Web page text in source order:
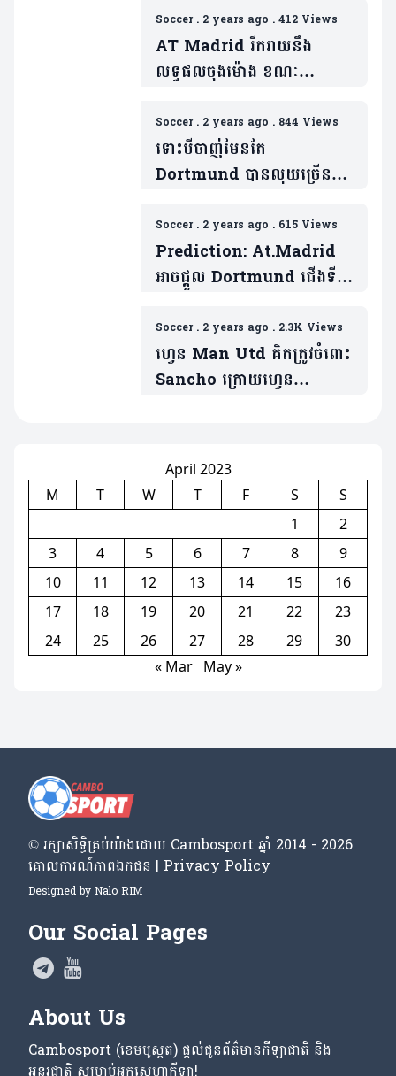
Soccer. 2 years ago .412 Views
AT Madrid រីករាយនឹង
លទ្ធផលចុងម៉ោង ខណៈ
បរាជ័យក្រោមថ្វីជើង Bologna
(មានវីដេអូ)
Soccer. 2 years ago . 844 Views
ទោះបីចាញ់មែនតែ
Dortmund បានលុយច្រើន
ផ្តាច់ព្រ័ត្រ Champions
League
Soccer. 2 years ago . 615 Views
Prediction: At.Madrid
អាចផ្តួល Dortmund ជើងទី១
ដែរទេ?
Soccer. 2 years ago . 2.3K Views
ហ្វេន Man Utd គិតត្រូវចំពោះ
Sancho ក្រោយហ្វេន
April 2023
M
T W T F S
S
1
2
3
4 5 6 7 8
9
10
11 12 13 14 15
16
17
18 19 20 21 22
23
24
25 26 27 28 29
30
« Mar
May »
© រក្សា​សិទ្ធិ​គ្រប់​យ៉ាង​ដោយ​ Cambosport ឆ្នាំ 2014 - 2026
គោលការណ៍​ភាព​ឯកជន | Privacy Policy
Designed by Nalo RIM
Our Social Pages
About Us
Cambosport (ខេមបូស្ពត) ផ្តល់ជូនព័ត៌មានកីឡាជាតិ និង